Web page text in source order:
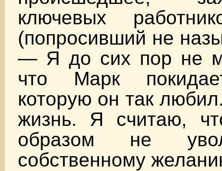
ключевых
(попросивший не
— Я до сих пор не
что Марк
которую он так
жизнь. Я считаю,
образом не
собственному